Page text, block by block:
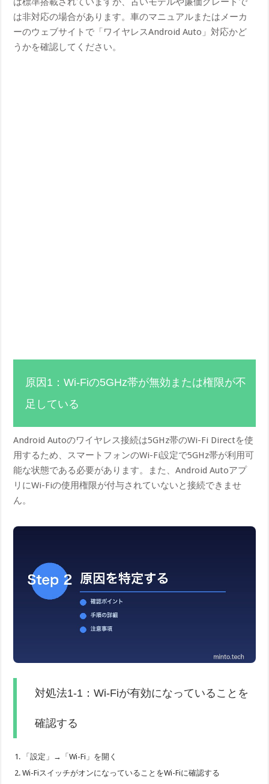
は非対応の場合があります。車のマニュアルまたはメーカ
ーのウェブサイトで「ワイヤレスAndroid Auto」対応かど
うかを確認してください。
原因1：Wi-Fiの5GHz帯が無効または権限が不
足している
Android Autoのワイヤレス接続は5GHz帯のWi-Fi Directを使
用するため、スマートフォンのWi-Fi設定で5GHz帯が利用可
能な状態である必要があります。また、Android Autoアプ
リにWi-Fiの使用権限が付与されていないと接続できませ
ん。
対処法1-1：Wi-Fiが有効になっていることを
確認する
「設定」→「Wi-Fi」を開く
Wi-FiスイッチがオンになっていることをWi-Fiに確認する